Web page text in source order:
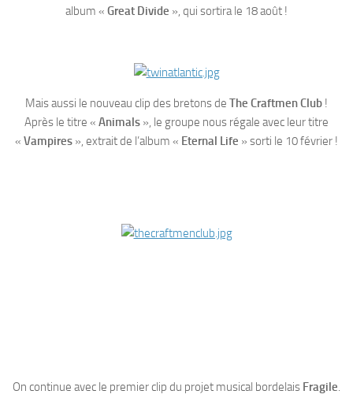
album « Great Divide », qui sortira le 18 août !
Mais aussi le nouveau clip des bretons de The Craftmen Club !
Après le titre « Animals », le groupe nous régale avec leur titre
« Vampires », extrait de l’album « Eternal Life » sorti le 10 février !
On continue avec le premier clip du projet musical bordelais Fragile.